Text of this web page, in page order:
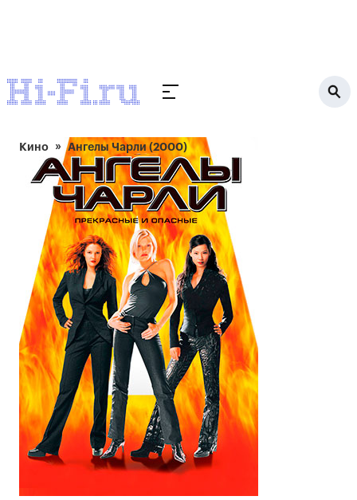
Кино Ангелы Чарли (2000)